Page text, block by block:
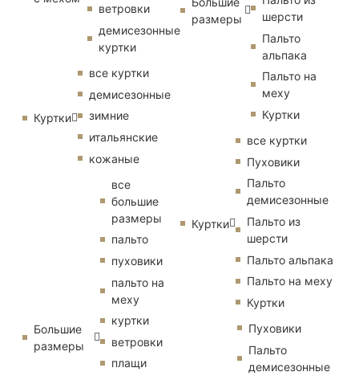
ветровки
демисезонные
куртки
Куртки
все куртки
демисезонные
зимние
итальянские
кожаные
Большие
размеры
все
большие
размеры
пальто
пуховики
пальто на
меху
куртки
ветровки
плащи
размеры
шерсти
Пальто
альпака
Пальто на
меху
Куртки
Куртки
все куртки
Пуховики
Пальто
демисезонные
Пальто из
шерсти
Пальто альпака
Пальто на меху
Куртки
Пуховики
Пальто
демисезонные